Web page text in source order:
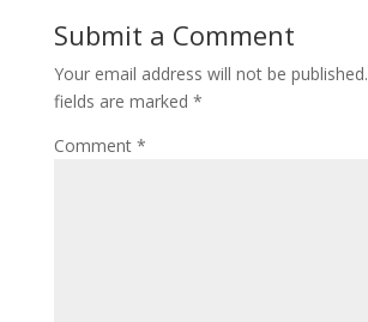
Submit a Comment
Your email address will not be published.
fields are marked *
Comment *